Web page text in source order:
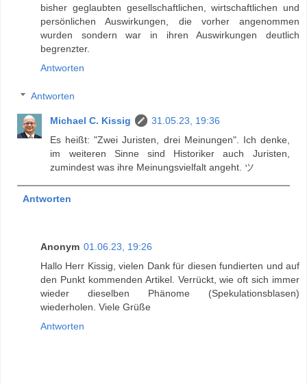
bisher geglaubten gesellschaftlichen, wirtschaftlichen und
persönlichen Auswirkungen, die vorher angenommen
wurden sondern war in ihren Auswirkungen deutlich
begrenzter.
Antworten
Antworten
Michael C. Kissig
31.05.23, 19:36
Es heißt: "Zwei Juristen, drei Meinungen". Ich denke,
im weiteren Sinne sind Historiker auch Juristen,
zumindest was ihre Meinungsvielfalt angeht. ツ
Antworten
Anonym 01.06.23, 19:26
Hallo Herr Kissig, vielen Dank für diesen fundierten und auf
den Punkt kommenden Artikel. Verrückt, wie oft sich immer
wieder dieselben Phänome (Spekulationsblasen)
wiederholen. Viele Grüße
Antworten